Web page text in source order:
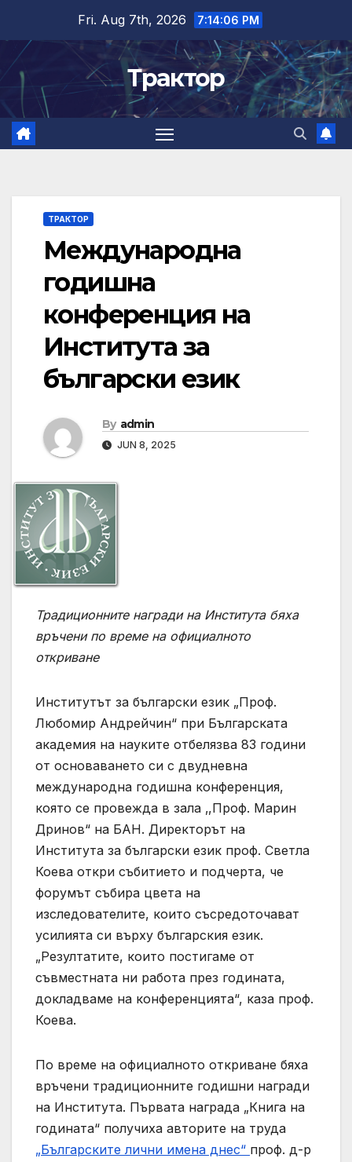
content
Fri. Aug 7th, 2026 7:14:07 PM
Трактор
ТРАКТОР
Международна
годишна
конференция на
Института за
български език
By admin
JUN 8, 2025
Традиционнитенагради на Института бяха
връчени по време на официалното
откриване
Институтът за български език „Проф.
Любомир Андрейчин“ при Българската
академия на науките отбелязва 83 години
от основаването си с двудневна
международна годишна конференция,
която се провежда в зала ‚,Проф. Марин
Дринов“ на БАН. Директорът на
Института за български език проф. Светла
Коева откри събитието и подчерта, че
форумът събира цвета на
изследователите, които съсредоточават
усилията си върху българския език.
„Резултатите, които постигаме от
съвместната ни работа през годината,
докладваме на конференцията“, каза проф.
Коева.
По време на официалното откриване бяха
връчени традиционните годишни награди
на Института. Първата награда „Книга на
годината“ получиха авторите на труда
„Българските лични имена днес“ проф. д-р